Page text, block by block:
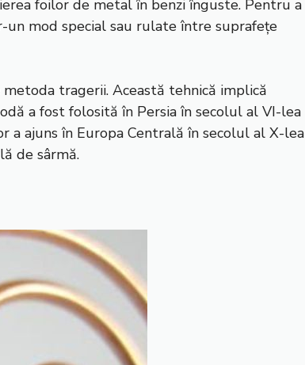
foilor de metal în benzi înguste. Pentru a
mod special sau rulate între suprafețe
tragerii. Această tehnică implică
a fost folosită în Persia în secolul al VI-lea
a ajuns în Europa Centrală în secolul al X-lea
de sârmă.